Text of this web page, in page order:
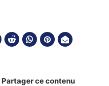
Partager ce contenu